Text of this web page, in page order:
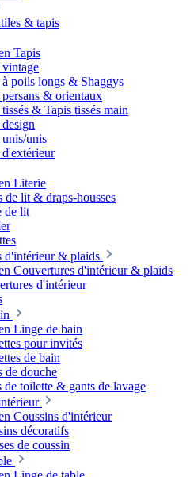
& tapis
Tapis
vintage
à poils longs & Shaggys
persans & orientaux
& Tapis tissés main
unis/unis
d'extérieur
Literie
de lit & draps-housses
de lit
d'intérieur & plaids
Couvertures d'intérieur & plaids
d'intérieur
Linge de bain
pour invités
de bain
de douche
de toilette & gants de lavage
Coussins d'intérieur
décoratifs
de coussin